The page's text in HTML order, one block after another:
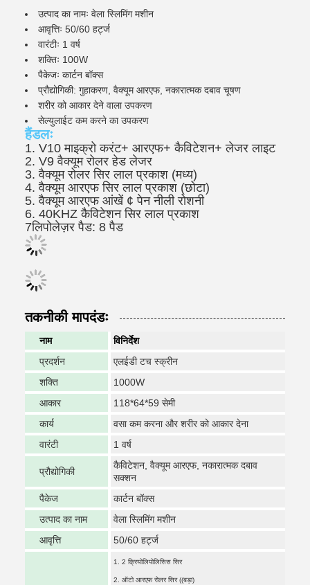
उत्पाद का नामः वेला स्लिमिंग मशीन
आवृत्तिः 50/60 हर्ट्ज
वारंटीः 1 वर्ष
शक्तिः 100W
पैकेजः कार्टन बॉक्स
प्रौद्योगिकी: गुहाकरण, वैक्यूम आरएफ, नकारात्मक दबाव चूषण
शरीर को आकार देने वाला उपकरण
सेल्युलाईट कम करने का उपकरण
हैंडलः
1. V10 माइक्रो करंट+ आरएफ+ कैविटेशन+ लेजर लाइट
2. V9 वैक्यूम रोलर हेड लेजर
3. वैक्यूम रोलर सिर लाल प्रकाश (मध्य)
4. वैक्यूम आरएफ सिर लाल प्रकाश (छोटा)
5. वैक्यूम आरएफ आंखें ¢ पेन नीली रोशनी
6. 40KHZ कैविटेशन सिर लाल प्रकाश
7लिपोलेज़र पैड: 8 पैड
तकनीकी मापदंडः
नाम
विनिर्देश
प्रदर्शन
एलईडी टच स्क्रीन
शक्ति
1000W
आकार
118*64*59 सेमी
कार्य
वसा कम करना और शरीर को आकार देना
वारंटी
1 वर्ष
प्रौद्योगिकी
कैविटेशन, वैक्यूम आरएफ, नकारात्मक दबाव
सक्शन
पैकेज
कार्टन बॉक्स
उत्पाद का नाम
वेला स्लिमिंग मशीन
आवृत्ति
50/60 हर्ट्ज
1. 2 क्रियोलिपोलिसिस सिर
2. ऑटो आरएफ रोलर सिर ((बड़ा)